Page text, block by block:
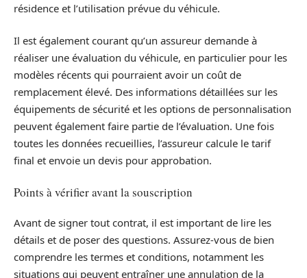
résidence et l’utilisation prévue du véhicule.
Il est également courant qu’un assureur demande à
réaliser une évaluation du véhicule, en particulier pour les
modèles récents qui pourraient avoir un coût de
remplacement élevé. Des informations détaillées sur les
équipements de sécurité et les options de personnalisation
peuvent également faire partie de l’évaluation. Une fois
toutes les données recueillies, l’assureur calcule le tarif
final et envoie un devis pour approbation.
Points à vérifier avant la souscription
Avant de signer tout contrat, il est important de lire les
détails et de poser des questions. Assurez-vous de bien
comprendre les termes et conditions, notamment les
situations qui peuvent entraîner une annulation de la